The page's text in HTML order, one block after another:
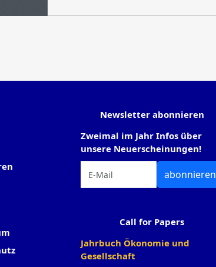
Newsletter abonnieren
Zweimal im Jahr Infos über
unsere Neuerscheinungen!
abonnieren
Call for Papers
Jahrbuch Ökonomie und
Gesellschaft